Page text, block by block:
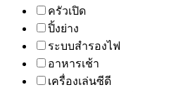
ครัวเปิด
ปิ้งย่าง
ระบบสำรองไฟ
อาหารเช้า
เครื่องเล่นซีดี